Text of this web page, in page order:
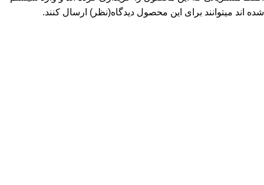
شده اند میتوانند برای این محصول دیدگاه(نظر) ارسال کنند.